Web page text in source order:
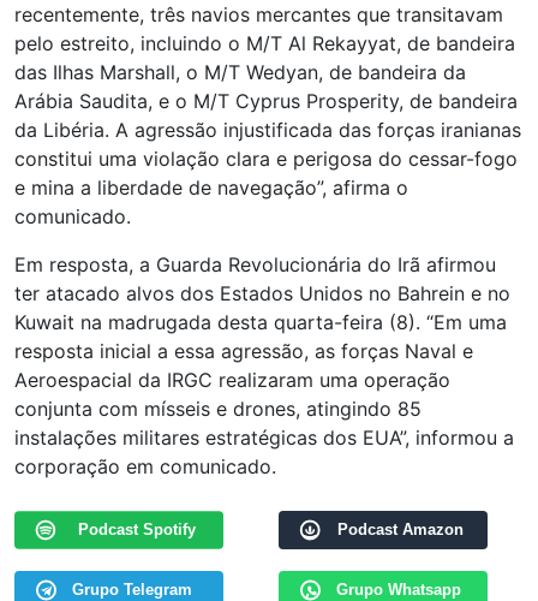
recentemente, três navios mercantes que transitavam
pelo estreito, incluindo o M/T Al Rekayyat, de bandeira
das Ilhas Marshall, o M/T Wedyan, de bandeira da
Arábia Saudita, e o M/T Cyprus Prosperity, de bandeira
da Libéria. A agressão injustificada das forças iranianas
constitui uma violação clara e perigosa do cessar-fogo
e mina a liberdade de navegação”, afirma o
comunicado.
Em resposta, a Guarda Revolucionária do Irã afirmou
ter atacado alvos dos Estados Unidos no Bahrein e no
Kuwait na madrugada desta quarta-feira (8). “Em uma
resposta inicial a essa agressão, as forças Naval e
Aeroespacial da IRGC realizaram uma operação
conjunta com mísseis e drones, atingindo 85
instalações militares estratégicas dos EUA”, informou a
corporação em comunicado.
Podcast Spotify Podcast Amazon
Grupo Telegram Grupo Whatsapp